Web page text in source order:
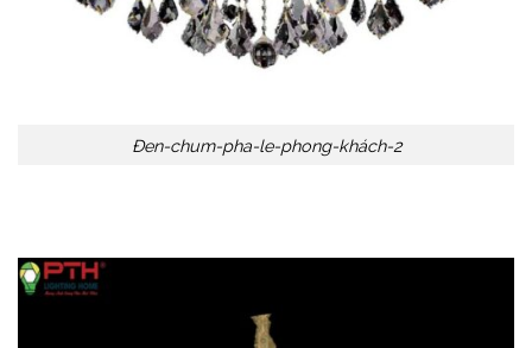
Đen-chum-pha-le-phong-khách-2